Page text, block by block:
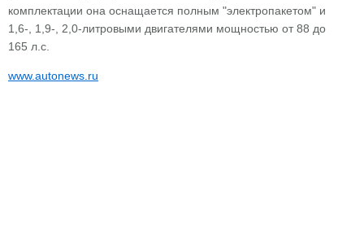
комплектации она оснащается полным "электропакетом" и
1,6-, 1,9-, 2,0-литровыми двигателями мощностью от 88 до
165 л.с.
www.autonews.ru